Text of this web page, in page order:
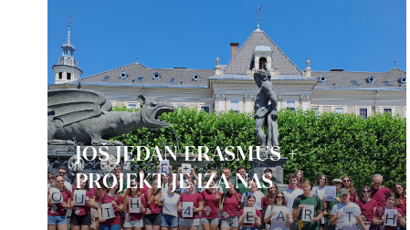
JOŠ JEDAN ERASMUS +
PROJEKT JE IZA NAS